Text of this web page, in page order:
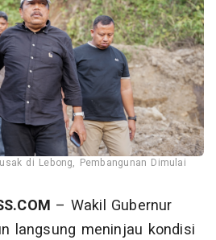
di Lebong, Pembangunan Dimulai
– Wakil Gubernur
langsung meninjau kondisi